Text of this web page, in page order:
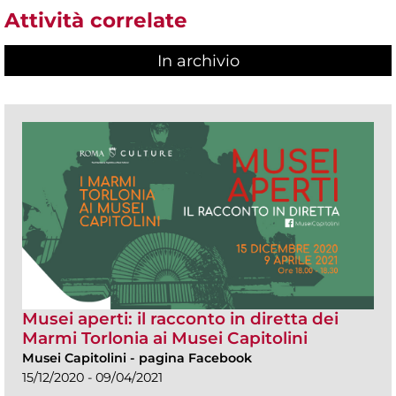
Attività correlate
In archivio
Musei aperti: il racconto in diretta dei
Marmi Torlonia ai Musei Capitolini
Musei Capitolini - pagina Facebook
15/12/2020 - 09/04/2021